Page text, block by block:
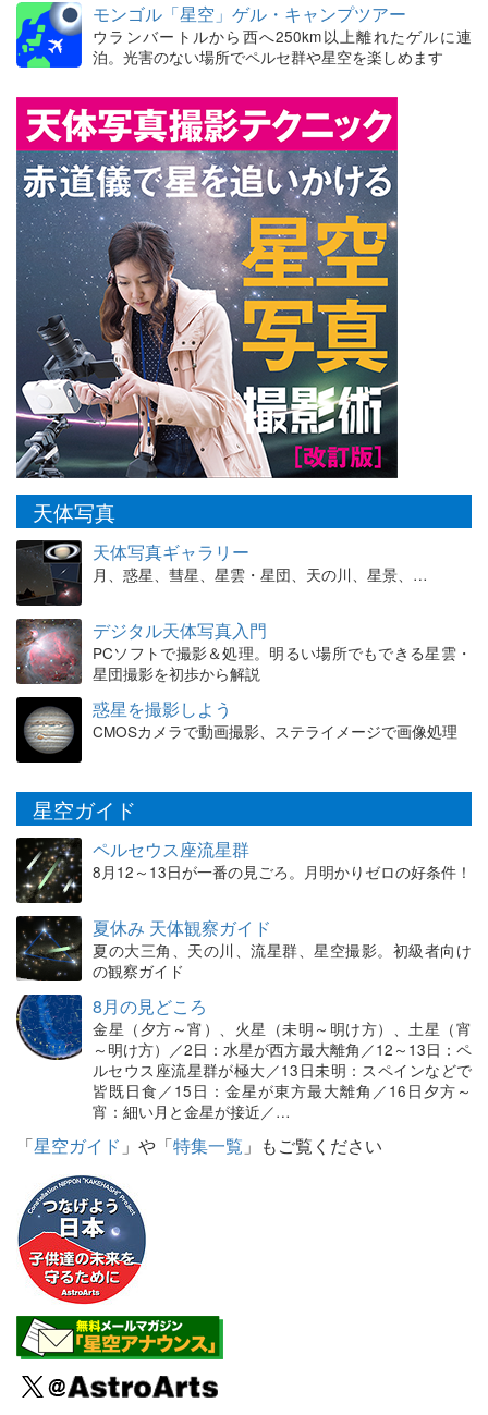
モンゴル「星空」ゲル・キャンプツアー
ウランバートルから西へ250km以上離れたゲルに連
泊。光害のない場所でペルセ群や星空を楽しめます
天体写真
天体写真ギャラリー
月、惑星、彗星、星雲・星団、天の川、星景、…
デジタル天体写真入門
PCソフトで撮影＆処理。明るい場所でもできる星雲・
星団撮影を初歩から解説
惑星を撮影しよう
CMOSカメラで動画撮影、ステライメージで画像処理
星空ガイド
ペルセウス座流星群
8月12～13日が一番の見ごろ。月明かりゼロの好条件！
夏休み 天体観察ガイド
夏の大三角、天の川、流星群、星空撮影。初級者向け
の観察ガイド
8月の見どころ
金星（夕方～宵）、火星（未明～明け方）、土星（宵
～明け方）／2日：水星が西方最大離角／12～13日：ペ
ルセウス座流星群が極大／13日未明：スペインなどで
皆既日食／15日：金星が東方最大離角／16日夕方～
宵：細い月と金星が接近／…
「星空ガイド 」や「特集一覧 」もご覧ください